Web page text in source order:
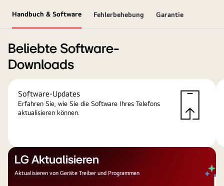
Handbuch & Software Fehlerbehebung Garantie
Beliebte Software-
Downloads
Software-Updates
Erfahren Sie, wie Sie die Software Ihres Telefons
aktualisieren können.
LG Aktualisieren
Aktualisieren von Geräte Treiber und Programmen